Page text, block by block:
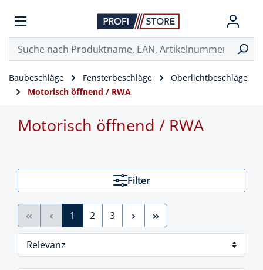
Baubeschläge Fensterbeschläge
Oberlichtbeschläge
Motorisch öffnend / RWA
Motorisch öffnend / RWA
Filter
1 2 3